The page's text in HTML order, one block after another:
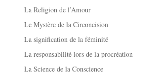
La Religion de l’Amour
Le Mystère de la Circoncision
La signification de la féminité
La responsabilité lors de la procréation
La Science de la Conscience